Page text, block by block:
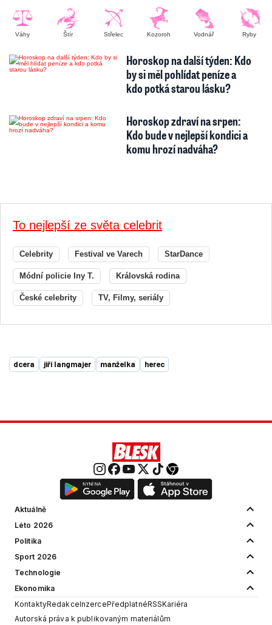
Váhy Štír Střelec Kozoroh Vodnář Ryby
Horoskop na další týden: Kdo
by si měl pohlídat peníze a
kdo potká starou lásku?
Horoskop zdraví na srpen:
Kdo bude v nejlepší kondici a
komu hrozí nadváha?
To nejlepší ze světa celebrit
Celebrity Festival ve Varech StarDance
Módní policie Iny T. Královská rodina
České celebrity TV, Filmy, seriály
dcera jiří langmajer manželka herec
Aktuálně
Léto 2026
Politika
Sport 2026
Technologie
Ekonomika
KontaktyRedakceInzercePředplatnéRSSKariéra
Autorská práva k publikovaným materiálům